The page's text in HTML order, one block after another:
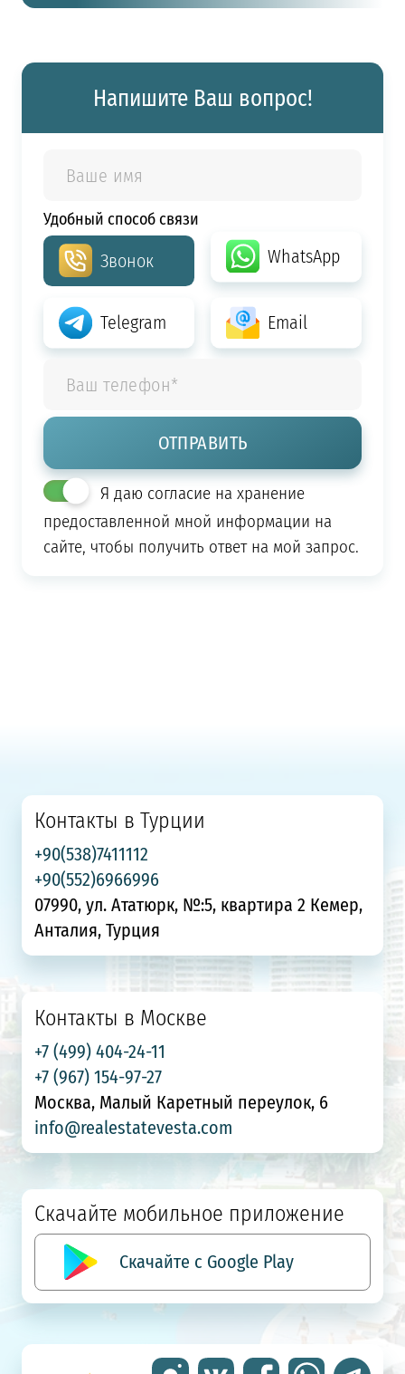
Напишите Ваш вопрос!
Удобный способ связи
Звонок WhatsApp
Telegram Email
Я даю согласие на хранение
предоставленной мной информации на
сайте, чтобы получить ответ на мой запрос.
Контакты в Турции
+90(538)7411112
+90(552)6966996
07990, ул. Ататюрк, №:5, квартира 2 Кемер,
Анталия, Турция
Контакты в Москве
+7 (499) 404-24-11
+7 (967) 154-97-27
Москва, Малый Каретный переулок, 6
info@realestatevesta.com
Скачайте мобильное приложение
Скачайте с Google Play